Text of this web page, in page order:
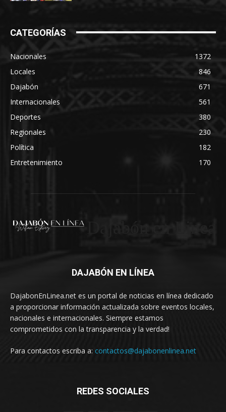
CATEGORÍAS
Nacionales
1372
Locales
846
Dajabón
671
Internacionales
561
Deportes
380
Regionales
230
Política
182
Entretenimiento
170
DAJABÓN EN LÍNEA
DajabonEnLinea.net es un portal de noticias en línea dedicado
a proporcionar información actualizada sobre eventos locales,
nacionales e internacionales. Siempre estamos
comprometidos con la transparencia y la verdad!
Para contactos escriba a: contactos@dajabonenlinea.net
REDES SOCIALES